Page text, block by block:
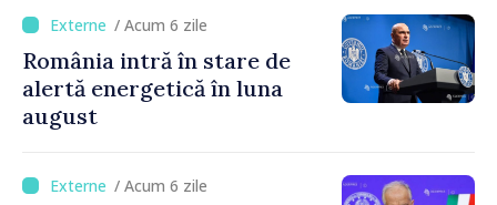
/ Acum 6 zile
România intră în stare de
alertă energetică în luna
august
/ Acum 6 zile